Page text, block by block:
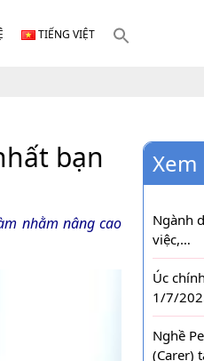
TIẾNG VIỆT
bạn
nhằm nâng cao
Ngành
việc,…
Úc
1/7/
Nghề
(Carer)